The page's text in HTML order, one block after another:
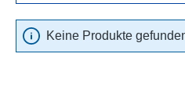
Keine Produkte